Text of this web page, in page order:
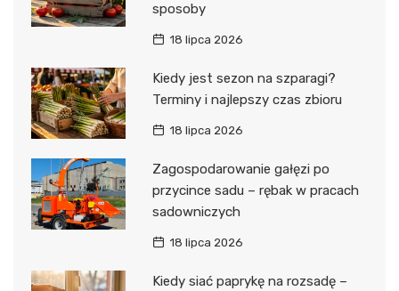
sposoby
18 lipca 2026
Kiedy jest sezon na szparagi?
Terminy i najlepszy czas zbioru
18 lipca 2026
Zagospodarowanie gałęzi po
przycince sadu – rębak w pracach
sadowniczych
18 lipca 2026
Kiedy siać paprykę na rozsadę –